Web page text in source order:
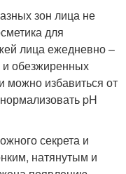
зон лица не
для
лица ежедневно –
и обезжиренных
избавиться от
pH
секрета и
натянутым и